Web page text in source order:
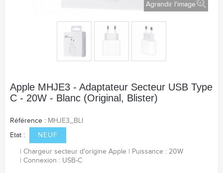
Agrandir l'image
Apple MHJE3 - Adaptateur Secteur USB Type
C - 20W - Blanc (Original, Blister)
Référence : MHJE3_BLI
Etat :
NEUF
Chargeur secteur d'origine Apple
Puissance : 20W
Connexion : USB-C